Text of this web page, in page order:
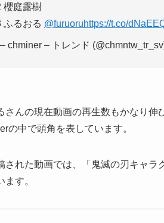
櫻庭露樹
ふるおる @furuoruhttps://t.co/
chminer – トレンド
さんの現在動画の再生数もかなり伸
の中で頭角を表しています。
された動画では、「鬼滅の刃キャ
ます。